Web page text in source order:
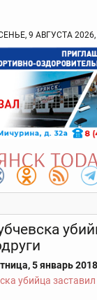
9 АВГУСТА 2026,
5 январь